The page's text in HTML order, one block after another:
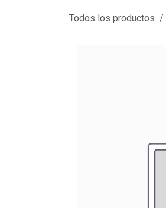
Todos los productos